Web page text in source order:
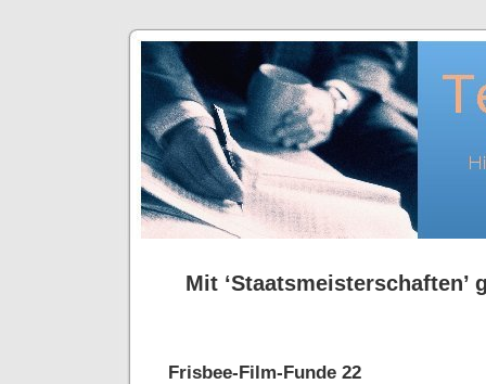
Mit ‘Staatsmeisterschaften’
Frisbee-Film-Funde 22